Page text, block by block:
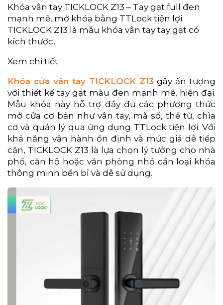
Khóa vân tay TICKLOCK Z13 – Tay gạt full đen
mạnh mẽ, mở khóa bằng TTLock tiện lợi
TICKLOCK Z13 là mẫu khóa vân tay tay gạt có
kích thước,…
Xem chi tiết
Khóa cửa vân tay TICKLOCK Z13 gây ấn tượng
với thiết kế tay gạt màu đen mạnh mẽ, hiện đại.
Mẫu khóa này hỗ trợ đầy đủ các phương thức
mở cửa cơ bản như vân tay, mã số, thẻ từ, chìa
cơ và quản lý qua ứng dụng TTLock tiện lợi. Với
khả năng vận hành ổn định và mức giá dễ tiếp
cận, TICKLOCK Z13 là lựa chọn lý tưởng cho nhà
phố, căn hộ hoặc văn phòng nhỏ cần loại khóa
thông minh bền bỉ và dễ sử dụng.